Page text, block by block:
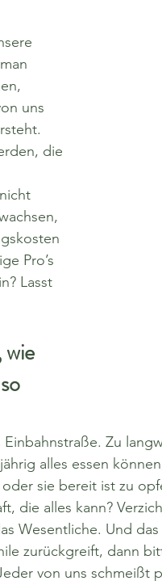
uns
die
Pro’s
Lasst
Zu
alles essen
sie bereit ist zu
die alles kann?
Wesentliche. Und
zurückgreift, dann
von uns schmeißt